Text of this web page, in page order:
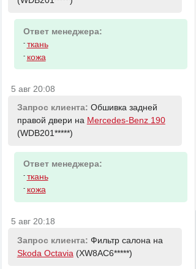
Ответ менеджера:
- ткань
- кожа
5 авг 20:08
Запрос клиента: Обшивка задней
правой двери на Mercedes-Benz 190
(WDB201*****)
Ответ менеджера:
- ткань
- кожа
5 авг 20:18
Запрос клиента: Фильтр салона на
Skoda Octavia(XW8AC6*****)